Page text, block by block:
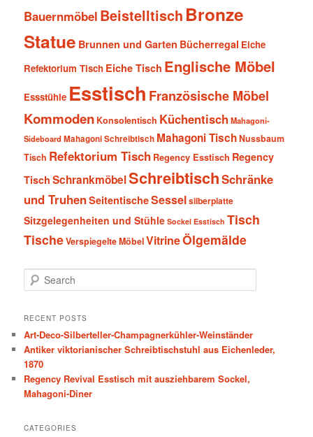
Bauernmöbel Beistelltisch Bronze
Statue Brunnen und Garten Bücherregal Eiche
Refektorium Tisch Eiche Tisch Englische Möbel
Essstühle Esstisch Französische Möbel
Kommoden Konsolentisch Küchentisch Mahagoni-
SideboardMahagoni Schreibtisch Mahagoni TischNussbaum
Tisch Refektorium Tisch Regency Esstisch Regency
Tisch SchrankmöbelSchreibtischSchränke
und TruhenSeitentischeSesselsilberplatte
Sitzgelegenheiten und Stühle Sockel Esstisch Tisch
TischeVerspiegelte MöbelVitrineÖlgemälde
e
r
h
RECENT POSTS
Art-Deco-Silberteller-Champagnerkühler-Weinständer
Antiker viktorianischer Schreibtischstuhl aus Eichenleder,
1870
Regency Revival Esstisch mit ausziehbarem Sockel,
Mahagoni-Diner
CATEGORIES